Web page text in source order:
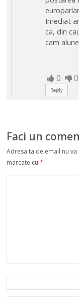
Imediat
ca, din
cam
0 0
Reply
Faci un
Adresa ta de email nu
marcate cu*